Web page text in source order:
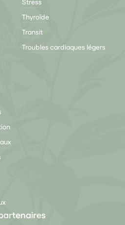
Stress
Thyroïde
Transit
Troubles cardiaques légers